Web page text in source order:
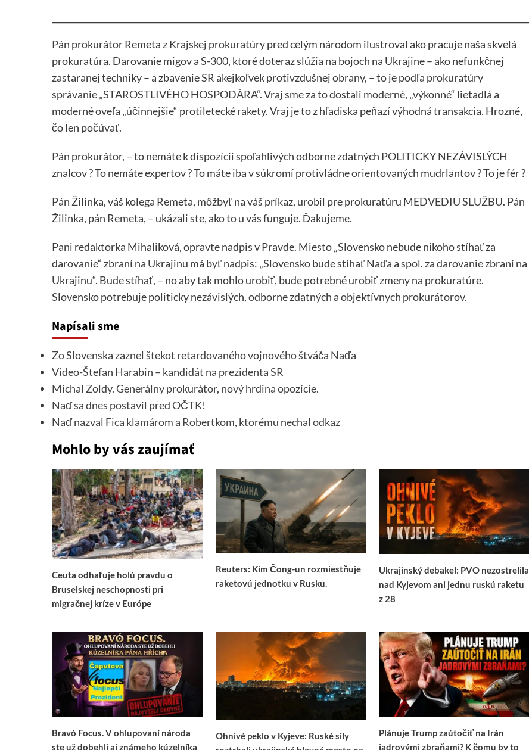
Pán prokurátor Remeta z Krajskej prokuratúry pred celým národom ilustroval ako pracuje naša skvelá
prokuratúra. Darovanie migov a S-300, ktoré doteraz slúžia na bojoch na Ukrajine – ako nefunkčnej
zastaranej techniky – a zbavenie SR akejkoľvek protivzdušnej obrany, – to je podľa prokuratúry
správanie „STAROSTLIVÉHO HOSPODÁRA“. Vraj sme za to dostali moderné, „výkonné“ lietadlá a
moderné oveľa „účinnejšie“ protiletecké rakety. Vraj je to z hľadiska peňazí výhodná transakcia. Hrozné,
čo len počúvať.
Pán prokurátor, – to nemáte k dispozícii spoľahlivých odborne zdatných POLITICKY NEZÁVISLÝCH
znalcov ? To nemáte expertov ? To máte iba v súkromí protivládne orientovaných mudrlantov ? To je fér ?
Pán Žilinka, váš kolega Remeta, môžbyť na váš príkaz, urobil pre prokuratúru MEDVEDIU SLUŽBU. Pán
Žilinka, pán Remeta, – ukázali ste, ako to u vás funguje. Ďakujeme.
Pani redaktorka Mihaliková, opravte nadpis v Pravde. Miesto „Slovensko nebude nikoho stíhať za
darovanie“ zbraní na Ukrajinu má byť nadpis: „Slovensko bude stíhať Naďa a spol. za darovanie zbraní na
Ukrajinu“. Bude stíhať, – no aby tak mohlo urobiť, bude potrebné urobiť zmeny na prokuratúre.
Slovensko potrebuje politicky nezávislých, odborne zdatných a objektívnych prokurátorov.
Napísali sme
Zo Slovenska zaznel štekot retardovaného vojnového štváča Naďa
Video-Štefan Harabin – kandidát na prezidenta SR
Michal Zoldy. Generálny prokurátor, nový hrdina opozície.
Naď sa dnes postavil pred OČTK!
Naď nazval Fica klamárom a Robertkom, ktorému nechal odkaz
Mohlo by vás zaujímať
Ceuta odhaľuje holú pravdu o
Bruselskej neschopnosti pri
migračnej kríze v Európe
Reuters: Kim Čong-un rozmiestňuje
raketovú jednotku v Rusku.
Ukrajinský debakel: PVO nezostrelila
nad Kyjevom ani jednu ruskú raketu
z 28
Bravó Focus. V ohlupovaní národa
ste už dobehli aj známeho kúzelníka
Ohnivé peklo v Kyjeve: Ruské sily
Plánuje Trump zaútočiť na Irán
jadrovými zbraňami? K čomu by to